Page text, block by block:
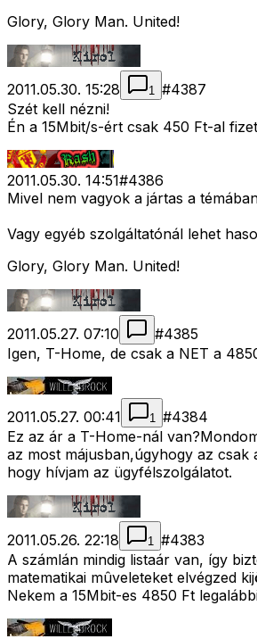
Glory, Glory Man. United!
2011.05.30. 15:28 1 #4387
Szét kell nézni!
Én a 15Mbit/s-ért csak 450 Ft-al
2011.05.30. 14:51#4386
Mivel nem vagyok a jártas a
Vagy egyéb szolgáltatónál lehet
Glory, Glory Man. United!
2011.05.27. 07:10 #4385
Igen, T-Home, de csak a NET a
2011.05.27. 00:41 1 #4384
Ez az ár a T-Home-nál
az most májusban,úgyhogy az
hogy hívjam az ügyfélszolgálatot.
2011.05.26. 22:18 1 #4383
A számlán mindig listaár van, így
matematikai mûveleteket elvégzed
Nekem a 15Mbit-es 4850 Ft